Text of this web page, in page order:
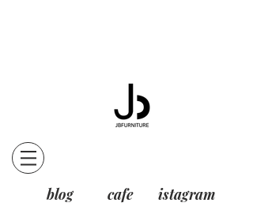
blog cafe istagram